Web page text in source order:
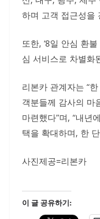
하며 고객 접근성을
또한, ‘8일 안심 환
심 서비스로 차별화
리본카 관계자는 “
객분들께 감사의 마
마련했다”며, “내년
택을 확대하며, 한
사진제공=리본카
이 글 공유하기: